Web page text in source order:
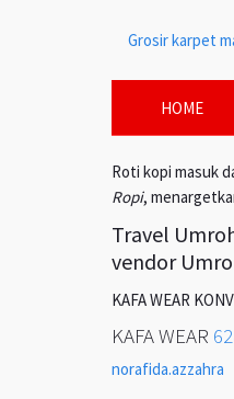
Grosir karpet
HOME
Roti kopi masuk
Ropi,
Travel
vendor
KAFA WEAR
KAFA WEAR
norafida.azzahra